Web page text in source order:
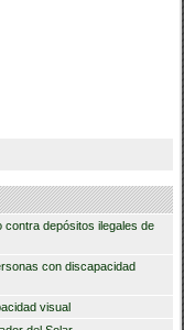
contra depósitos ilegales de
con discapacidad
visual